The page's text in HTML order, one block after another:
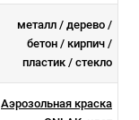
металл / дерево /
бетон / кирпич /
пластик / стекло
Аэрозольная краска